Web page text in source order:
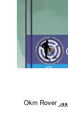
اسکنر فلزیاب روور Okm Rover c2 اسکنر فلزیاب روور Okm Rover